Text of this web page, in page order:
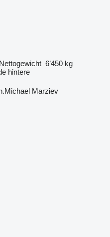
Nettogewicht 6’450 kg
hintere
Marziev